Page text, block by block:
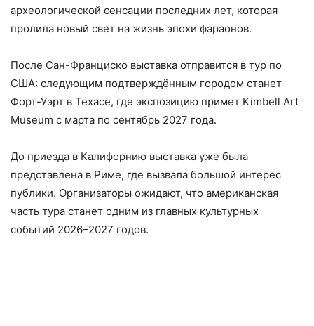
археологической сенсации последних лет, которая
пролила новый свет на жизнь эпохи фараонов.
После Сан-Франциско выставка отправится в тур по
США: следующим подтверждённым городом станет
Форт-Уэрт в Техасе, где экспозицию примет Kimbell Art
Museum с марта по сентябрь 2027 года.
До приезда в Калифорнию выставка уже была
представлена в Риме, где вызвала большой интерес
публики. Организаторы ожидают, что американская
часть тура станет одним из главных культурных
событий 2026–2027 годов.